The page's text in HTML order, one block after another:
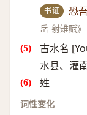
书证 恐
岳·射雉赋》
古水名
水县、灌
姓
词性变化